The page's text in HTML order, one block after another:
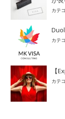
カテ
カテ
【
カテ